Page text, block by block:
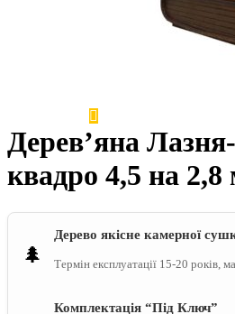
Дерев’яна
квадро 4,5 на 2,8
🌲
Дерево якісне камерної
Термін експлуатації 15-20 років,
Комплектація “Під Ключ”